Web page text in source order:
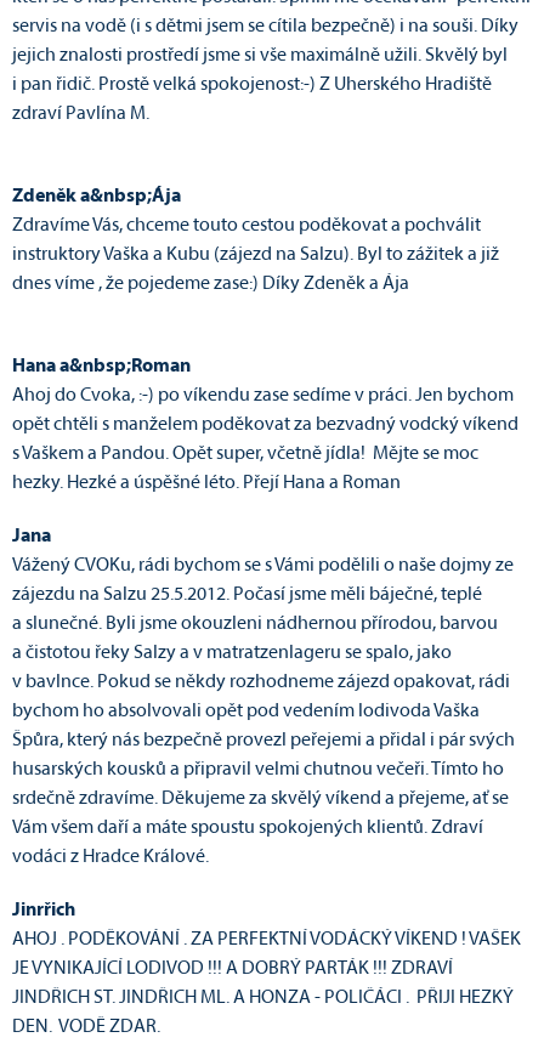
servis na vodě (i s dětmi jsem se cítila bezpečně) i na souši. Díky
jejich znalosti prostředí jsme si vše maximálně užili. Skvělý byl
i pan řidič. Prostě velká spokojenost:-) Z Uherského Hradiště
zdraví Pavlína M.
Zdeněk a&nbsp;Ája
Zdravíme Vás, chceme touto cestou poděkovat a pochválit
instruktory Vaška a Kubu (zájezd na Salzu). Byl to zážitek a již
dnes víme , že pojedeme zase:) Díky Zdeněk a Ája
Hana a&nbsp;Roman
Ahoj do Cvoka, :-) po víkendu zase sedíme v práci. Jen bychom
opět chtěli s manželem poděkovat za bezvadný vodcký víkend
s Vaškem a Pandou. Opět super, včetně jídla! Mějte se moc
hezky. Hezké a úspěšné léto. Přejí Hana a Roman
Jana
Vážený CVOKu, rádi bychom se s Vámi podělili o naše dojmy ze
zájezdu na Salzu 25.5.2012. Počasí jsme měli báječné, teplé
a slunečné. Byli jsme okouzleni nádhernou přírodou, barvou
a čistotou řeky Salzy a v matratzenlageru se spalo, jako
v bavlnce. Pokud se někdy rozhodneme zájezd opakovat, rádi
bychom ho absolvovali opět pod vedením lodivoda Vaška
Špůra, který nás bezpečně provezl peřejemi a přidal i pár svých
husarských kousků a připravil velmi chutnou večeři. Tímto ho
srdečně zdravíme. Děkujeme za skvělý víkend a přejeme, ať se
Vám všem daří a máte spoustu spokojených klientů. Zdraví
vodáci z Hradce Králové.
Jinrřich
AHOJ . PODĚKOVÁNÍ . ZA PERFEKTNÍ VODÁCKÝ VÍKEND ! VAŠEK
JE VYNIKAJÍCÍ LODIVOD !!! A DOBRÝ PARTÁK !!! ZDRAVÍ
JINDŘICH ST. JINDŘICH ML. A HONZA - POLIČÁCI . PŘIJI HEZKÝ
DEN. VODĚ ZDAR.